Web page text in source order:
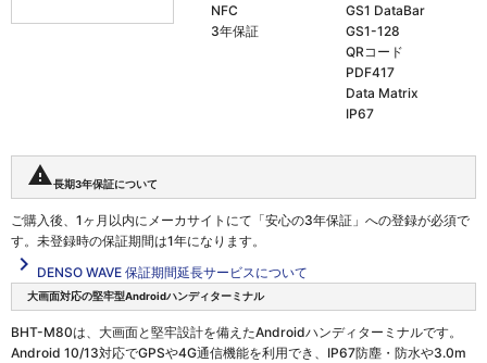
NFC
3年保証
GS1 DataBar
GS1-128
QRコード
PDF417
Data Matrix
IP67
warning 長期3年保証について
ご購入後、1ヶ月以内にメーカサイトにて「安心の3年保証」への登録が必須で
す。未登録時の保証期間は1年になります。
navigate_next DENSO WAVE 保証期間延長サービスについて
大画面対応の堅牢型Androidハンディターミナル
BHT-M80は、大画面と堅牢設計を備えたAndroidハンディターミナルです。
Android 10/13対応でGPSや4G通信機能を利用でき、IP67防塵・防水や3.0m